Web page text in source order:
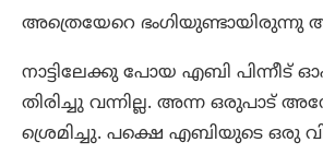
അത്രെയേറെ ഭംഗിയുണ്ടായിരുന്നു
നാട്ടിലേക്കു പോയ എബി പിന്നീട്
തിരിച്ചു വന്നില്ല. അന്ന ഒരുപാട്
ശ്രെമിച്ചു. പക്ഷെ എബിയുടെ ഒരു